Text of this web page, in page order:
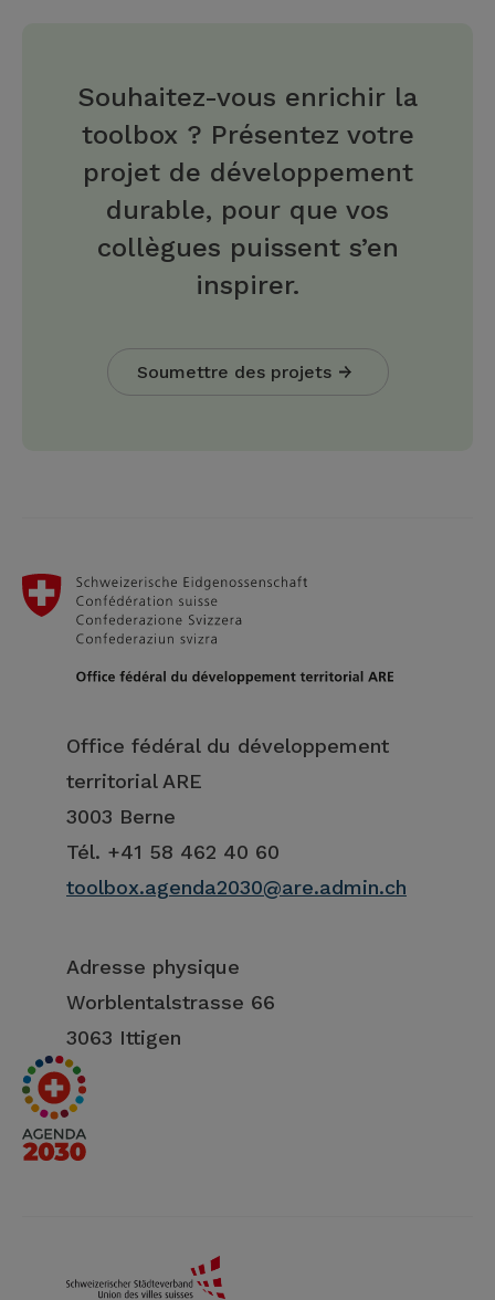
Souhaitez-vous enrichir la
toolbox ? Présentez votre
projet de développement
durable, pour que vos
collègues puissent s’en
inspirer.
Soumettre des projets
Office fédéral du développement
territorial ARE
3003 Berne
Tél. +41 58 462 40 60
toolbox.agenda2030@are.admin.ch
Adresse physique
Worblentalstrasse 66
3063 Ittigen